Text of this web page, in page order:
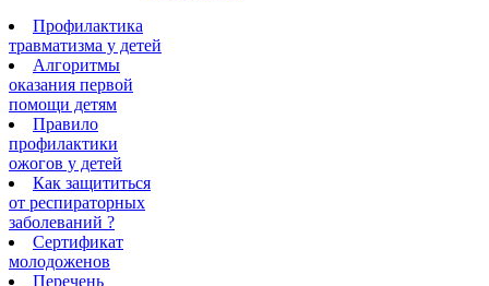
Профилактика
травматизма у детей
Алгоритмы
оказания первой
помощи детям
Правило
профилактики
ожогов у детей
Как защититься
от респираторных
заболеваний ?
Сертификат
молодоженов
Перечень